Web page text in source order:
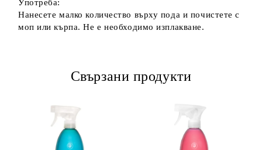
Употреба:
Нанесете малко количество върху пода и почистете с
моп или кърпа. Не е необходимо изплакване.
Свързани продукти